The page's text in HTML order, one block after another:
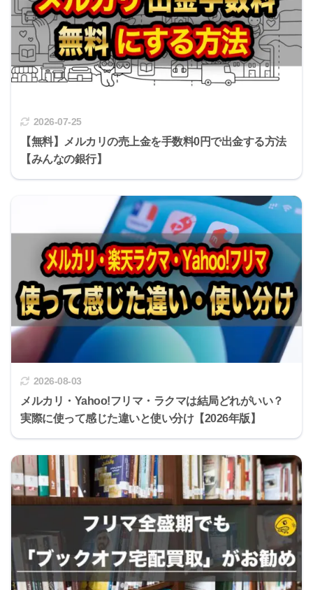
2026-07-25
【無料】メルカリの売上金を手数料0円で出金する方法
【みんなの銀行】
2026-08-03
メルカリ・Yahoo!フリマ・ラクマは結局どれがいい？
実際に使って感じた違いと使い分け【2026年版】